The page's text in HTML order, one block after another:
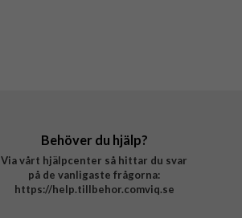
Behöver du hjälp?
Via vårt hjälpcenter så hittar du svar
på de vanligaste frågorna:
https://help.tillbehor.comviq.se